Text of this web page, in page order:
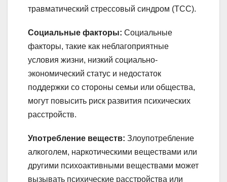
травматический стрессовый синдром (ТСС).
Социальные факторы: Социальные
факторы, такие как неблагоприятные
условия жизни, низкий социально-
экономический статус и недостаток
поддержки со стороны семьи или общества,
могут повысить риск развития психических
расстройств.
Употребление веществ: Злоупотребление
алкоголем, наркотическими веществами или
другими психоактивными веществами может
вызывать психические расстройства или